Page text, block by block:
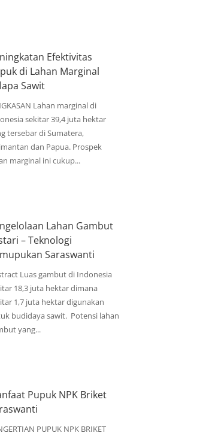
Efektivitas
di Lahan Marginal
Sawit
Lahan marginal di
sekitar 39,4 juta hektar
tersebar di Sumatera,
dan Papua. Prospek
marginal ini cukup...
Lahan Gambut
– Teknologi
Saraswanti
Luas gambut di Indonesia
18,3 juta hektar dimana
1,7 juta hektar digunakan
budidaya sawit. Potensi lahan
yang...
Pupuk NPK Briket
PUPUK NPK BRIKET